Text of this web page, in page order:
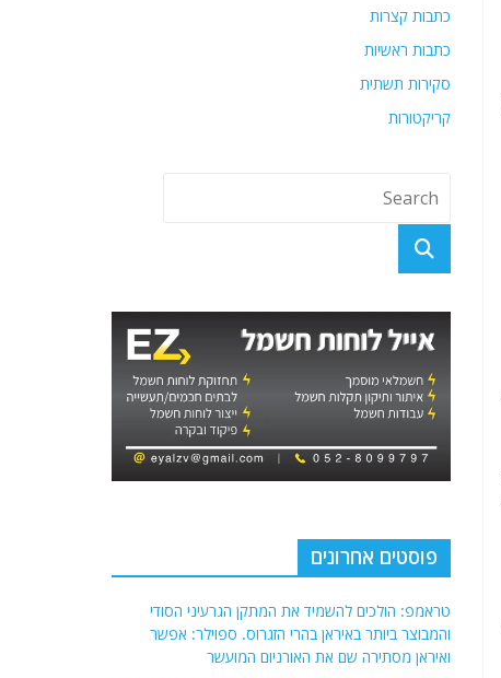
כתבות קצרות
כתבות ראשיות
סקירות תשתית
קריקטורות
פוסטים אחרונים
טראמפ: הולכים להשמיד את המתקן הגרעיני הסודי
והמבוצר ביותר באיראן בהרי הזגרוס. ספוילר: אפשר
ואיראן מסתירה שם את האורניום המועשר